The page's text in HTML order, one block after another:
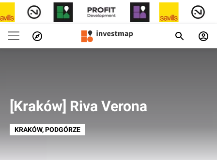
[Kraków] Riva Verona
KRAKÓW, PODGÓRZE